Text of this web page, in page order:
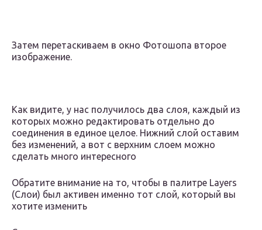
Затем перетаскиваем в окно Фотошопа второе
изображение.
Как видите, у нас получилось два слоя, каждый из
которых можно редактировать отдельно до
соединения в единое целое. Нижний слой оставим
без изменений, а вот с верхним слоем можно
сделать много интересного
Обратите внимание на то, чтобы в палитре Layers
(Слои) был активен именно тот слой, который вы
хотите изменить